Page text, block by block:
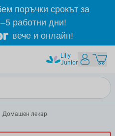
поръчки срокът за
работни дни!
вече и онлайн!
Lilly
Junior
Домашен лекар